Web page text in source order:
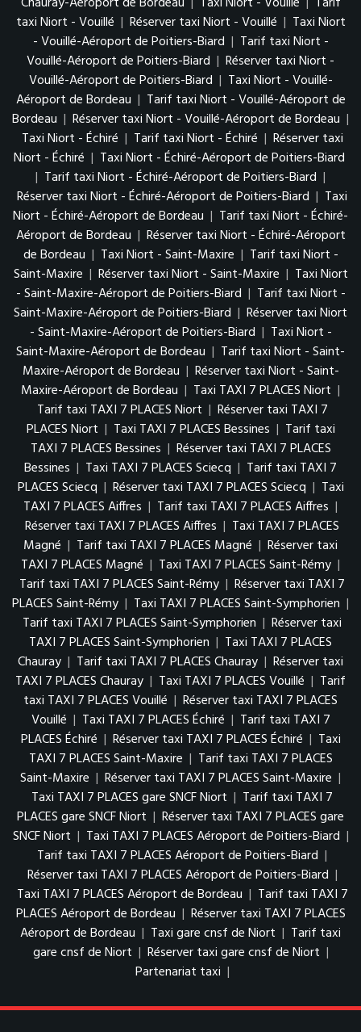
taxi Niort - Vouillé | Réserver taxi Niort - Vouillé | Taxi Niort
- Vouillé-Aéroport de Poitiers-Biard | Tarif taxi Niort -
Vouillé-Aéroport de Poitiers-Biard | Réserver taxi Niort -
Vouillé-Aéroport de Poitiers-Biard | Taxi Niort - Vouillé-
Aéroport de Bordeau | Tarif taxi Niort - Vouillé-Aéroport de
Bordeau | Réserver taxi Niort - Vouillé-Aéroport de Bordeau |
Taxi Niort - Échiré | Tarif taxi Niort - Échiré | Réserver taxi
Niort - Échiré | Taxi Niort - Échiré-Aéroport de Poitiers-Biard
| Tarif taxi Niort - Échiré-Aéroport de Poitiers-Biard |
Réserver taxi Niort - Échiré-Aéroport de Poitiers-Biard | Taxi
Niort - Échiré-Aéroport de Bordeau | Tarif taxi Niort - Échiré-
Aéroport de Bordeau | Réserver taxi Niort - Échiré-Aéroport
de Bordeau | Taxi Niort - Saint-Maxire | Tarif taxi Niort -
Saint-Maxire | Réserver taxi Niort - Saint-Maxire | Taxi Niort
- Saint-Maxire-Aéroport de Poitiers-Biard | Tarif taxi Niort -
Saint-Maxire-Aéroport de Poitiers-Biard | Réserver taxi Niort
- Saint-Maxire-Aéroport de Poitiers-Biard | Taxi Niort -
Saint-Maxire-Aéroport de Bordeau | Tarif taxi Niort - Saint-
Maxire-Aéroport de Bordeau | Réserver taxi Niort - Saint-
Maxire-Aéroport de Bordeau | Taxi TAXI 7 PLACES Niort |
Tarif taxi TAXI 7 PLACES Niort | Réserver taxi TAXI 7
PLACES Niort | Taxi TAXI 7 PLACES Bessines | Tarif taxi
TAXI 7 PLACES Bessines | Réserver taxi TAXI 7 PLACES
Bessines | Taxi TAXI 7 PLACES Sciecq | Tarif taxi TAXI 7
PLACES Sciecq | Réserver taxi TAXI 7 PLACES Sciecq | Taxi
TAXI 7 PLACES Aiffres | Tarif taxi TAXI 7 PLACES Aiffres |
Réserver taxi TAXI 7 PLACES Aiffres | Taxi TAXI 7 PLACES
Magné | Tarif taxi TAXI 7 PLACES Magné | Réserver taxi
TAXI 7 PLACES Magné | Taxi TAXI 7 PLACES Saint-Rémy |
Tarif taxi TAXI 7 PLACES Saint-Rémy | Réserver taxi TAXI 7
PLACES Saint-Rémy | Taxi TAXI 7 PLACES Saint-Symphorien |
Tarif taxi TAXI 7 PLACES Saint-Symphorien | Réserver taxi
TAXI 7 PLACES Saint-Symphorien | Taxi TAXI 7 PLACES
Chauray | Tarif taxi TAXI 7 PLACES Chauray | Réserver taxi
TAXI 7 PLACES Chauray | Taxi TAXI 7 PLACES Vouillé | Tarif
taxi TAXI 7 PLACES Vouillé | Réserver taxi TAXI 7 PLACES
Vouillé | Taxi TAXI 7 PLACES Échiré | Tarif taxi TAXI 7
PLACES Échiré | Réserver taxi TAXI 7 PLACES Échiré | Taxi
TAXI 7 PLACES Saint-Maxire | Tarif taxi TAXI 7 PLACES
Saint-Maxire | Réserver taxi TAXI 7 PLACES Saint-Maxire |
Taxi TAXI 7 PLACES gare SNCF Niort | Tarif taxi TAXI 7
PLACES gare SNCF Niort | Réserver taxi TAXI 7 PLACES gare
SNCF Niort | Taxi TAXI 7 PLACES Aéroport de Poitiers-Biard |
Tarif taxi TAXI 7 PLACES Aéroport de Poitiers-Biard |
Réserver taxi TAXI 7 PLACES Aéroport de Poitiers-Biard |
Taxi TAXI 7 PLACES Aéroport de Bordeau | Tarif taxi TAXI 7
PLACES Aéroport de Bordeau | Réserver taxi TAXI 7 PLACES
Aéroport de Bordeau | Taxi gare cnsf de Niort | Tarif taxi
gare cnsf de Niort | Réserver taxi gare cnsf de Niort |
Partenariat taxi |